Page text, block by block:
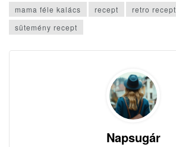
mama féle kalács recept
retro recept
sütemény recept
Napsugár